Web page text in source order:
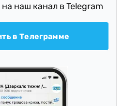
наш канал в Telegram
в Телеграмме